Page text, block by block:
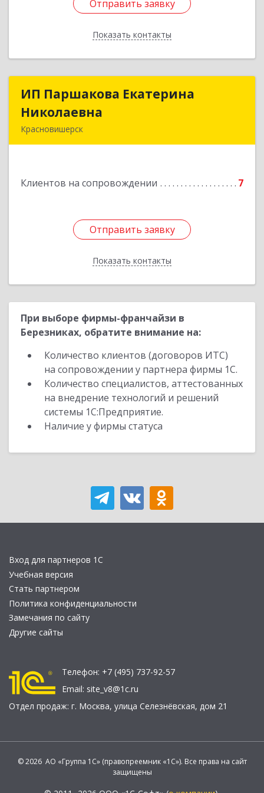
Отправить заявку
Показать контакты
Отправить заявку
Назад
ИП Паршакова Екатерина
Николаевна
Красновишерск
Клиентов на сопровождении 7
Отправить заявку
Показать контакты
ИП Паршакова Екатерина
Подробнее
Отправить заявку
Назад
При выборе фирмы-франчайзи в
Березниках, обратите внимание на:
Количество клиентов (договоров ИТС)
на сопровождении у партнера фирмы 1С.
Количество специалистов, аттестованных
на внедрение технологий и решений
системы 1С:Предприятие.
Наличие у фирмы статуса
Вход для партнеров 1С
Учебная версия
Стать партнером
Политика конфиденциальности
Замечания по сайту
Другие сайты
Телефон: +7 (495) 737-92-57
Email: site_v8@1c.ru
Отдел продаж: г. Москва, улица Селезнёвская, дом 21
© 2026 АО «Группа 1С» (правопреемник «1С»). Все права на сайт
защищены